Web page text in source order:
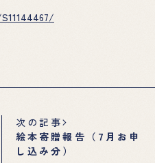
次の記事
絵本寄贈報告（7月お申
し込み分）